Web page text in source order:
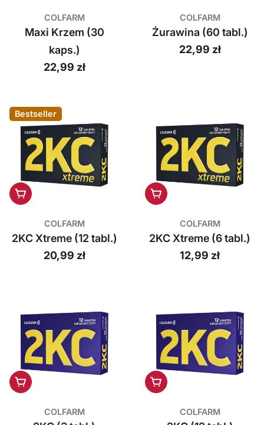
COLFARM
Maxi Krzem (30
kaps.)
Cena
22,99 zł
COLFARM
Żurawina (60 tabl.)
Cena
22,99 zł
Bestseller
Dodaj do koszyka
COLFARM
2KC Xtreme (12 tabl.)
Cena
20,99 zł
Dodaj do koszyka
COLFARM
2KC Xtreme (6 tabl.)
Cena
12,99 zł
Dodaj do koszyka
COLFARM
Dodaj do koszyka
COLFARM